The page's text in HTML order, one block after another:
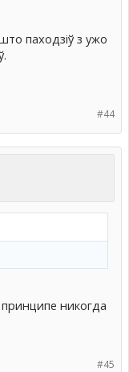
паходзіў з ужо
#44
никогда
#45